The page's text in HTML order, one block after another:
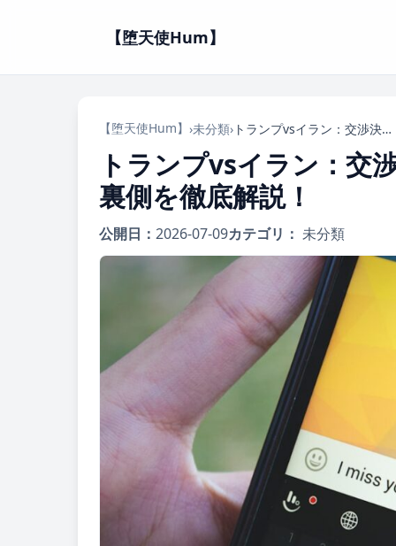
【堕天使Hum】
【堕天使Hum】 ›未分類› トランプvsイラン：交渉決裂危機？「時間の無駄」発言の裏側を徹底解説！
トランプvsイラン：交
裏側を徹底解説！
公開日： 2026-07-09カテゴリ： 未分類